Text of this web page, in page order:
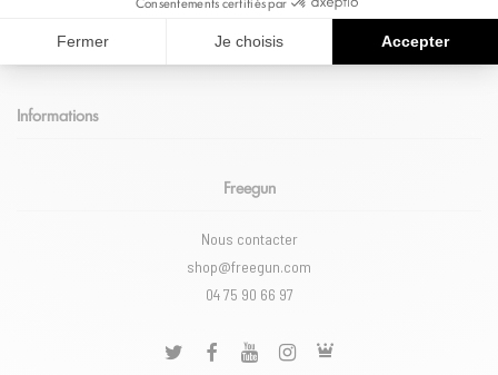
Nos Collabs
Informations
Freegun
Nous contacter
shop@freegun.com
04 75 90 66 97
Fermer Je choisis Accepter